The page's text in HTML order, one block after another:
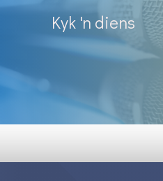
Kyk 'n diens